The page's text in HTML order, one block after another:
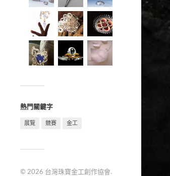
熱門關鍵字
展覽 競賽 金工
© 2026 台灣珠寶金工創作協會.